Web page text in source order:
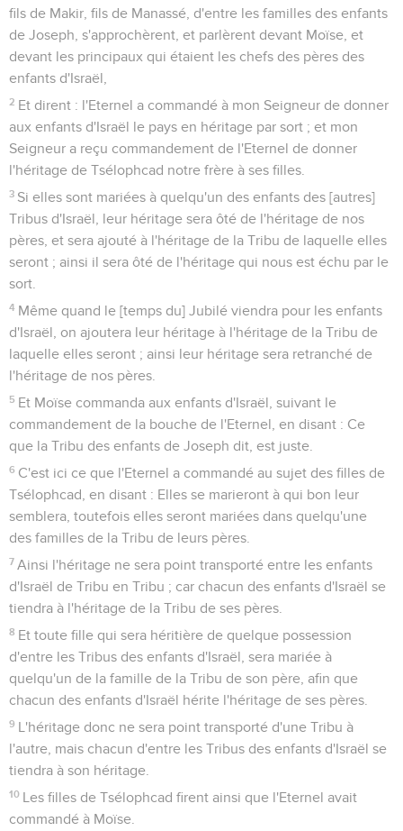
fils de Makir, fils de Manassé, d'entre les familles des enfants
de Joseph, s'approchèrent, et parlèrent devant Moïse, et
devant les principaux qui étaient les chefs des pères des
enfants d'Israël,
2 Et dirent : l'Eternel a commandé à mon Seigneur de donner
aux enfants d'Israël le pays en héritage par sort ; et mon
Seigneur a reçu commandement de l'Eternel de donner
l'héritage de Tsélophcad notre frère à ses filles.
3 Si elles sont mariées à quelqu'un des enfants des [autres]
Tribus d'Israël, leur héritage sera ôté de l'héritage de nos
pères, et sera ajouté à l'héritage de la Tribu de laquelle elles
seront ; ainsi il sera ôté de l'héritage qui nous est échu par le
sort.
4 Même quand le [temps du] Jubilé viendra pour les enfants
d'Israël, on ajoutera leur héritage à l'héritage de la Tribu de
laquelle elles seront ; ainsi leur héritage sera retranché de
l'héritage de nos pères.
5 Et Moïse commanda aux enfants d'Israël, suivant le
commandement de la bouche de l'Eternel, en disant : Ce
que la Tribu des enfants de Joseph dit, est juste.
6 C'est ici ce que l'Eternel a commandé au sujet des filles de
Tsélophcad, en disant : Elles se marieront à qui bon leur
semblera, toutefois elles seront mariées dans quelqu'une
des familles de la Tribu de leurs pères.
7 Ainsi l'héritage ne sera point transporté entre les enfants
d'Israël de Tribu en Tribu ; car chacun des enfants d'Israël se
tiendra à l'héritage de la Tribu de ses pères.
8 Et toute fille qui sera héritière de quelque possession
d'entre les Tribus des enfants d'Israël, sera mariée à
quelqu'un de la famille de la Tribu de son père, afin que
chacun des enfants d'Israël hérite l'héritage de ses pères.
9 L'héritage donc ne sera point transporté d'une Tribu à
l'autre, mais chacun d'entre les Tribus des enfants d'Israël se
tiendra à son héritage.
10 Les filles de Tsélophcad firent ainsi que l'Eternel avait
commandé à Moïse.